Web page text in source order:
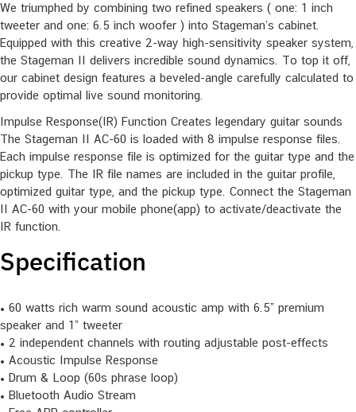
We triumphed by combining two refined speakers ( one: 1 inch
tweeter and one: 6.5 inch woofer ) into Stageman’s cabinet.
Equipped with this creative 2-way high-sensitivity speaker system,
the Stageman II delivers incredible sound dynamics. To top it off,
our cabinet design features a beveled-angle carefully calculated to
provide optimal live sound monitoring.
Impulse Response(IR) Function Creates legendary guitar sounds
The Stageman II AC-60 is loaded with 8 impulse response files.
Each impulse response file is optimized for the guitar type and the
pickup type. The IR file names are included in the guitar profile,
optimized guitar type, and the pickup type. Connect the Stageman
II AC-60 with your mobile phone(app) to activate/deactivate the
IR function.
Specification
• 60 watts rich warm sound acoustic amp with 6.5” premium
speaker and 1” tweeter
• 2 independent channels with routing adjustable post-effects
• Acoustic Impulse Response
• Drum & Loop (60s phrase loop)
• Bluetooth Audio Stream